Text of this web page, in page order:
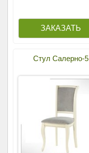
Стул Салерно-5